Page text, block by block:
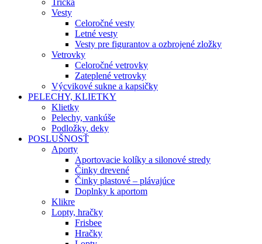
Tričká
Vesty
Celoročné vesty
Letné vesty
Vesty pre figurantov a ozbrojené zložky
Vetrovky
Celoročné vetrovky
Zateplené vetrovky
Výcvikové sukne a kapsičky
PELECHY, KLIETKY
Klietky
Pelechy, vankúše
Podložky, deky
POSLUŠNOSŤ
Aporty
Aportovacie kolíky a silonové stredy
Činky drevené
Činky plastové – plávajúce
Doplnky k aportom
Klikre
Lopty, hračky
Frisbee
Hračky